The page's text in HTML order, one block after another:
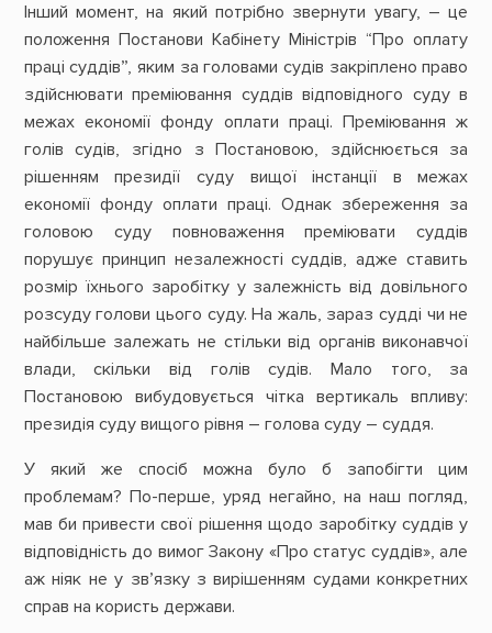
Інший момент, на який потрібно звернути увагу, – це
положення Постанови Кабінету Міністрів “Про оплату
праці суддів”, яким за головами судів закріплено право
здійснювати преміювання суддів відповідного суду в
межах економії фонду оплати праці. Преміювання ж
голів судів, згідно з Постановою, здійснюється за
рішенням президії суду вищої інстанції в межах
економії фонду оплати праці. Однак збереження за
головою суду повноваження преміювати суддів
порушує принцип незалежності суддів, адже ставить
розмір їхнього заробітку у залежність від довільного
розсуду голови цього суду. На жаль, зараз судді чи не
найбільше залежать не стільки від органів виконавчої
влади, скільки від голів судів. Мало того, за
Постановою вибудовується чітка вертикаль впливу:
президія суду вищого рівня – голова суду – суддя.
У який же спосіб можна було б запобігти цим
проблемам? По-перше, уряд негайно, на наш погляд,
мав би привести свої рішення щодо заробітку суддів у
відповідність до вимог Закону «Про статус суддів», але
аж ніяк не у зв’язку з вирішенням судами конкретних
справ на користь держави.